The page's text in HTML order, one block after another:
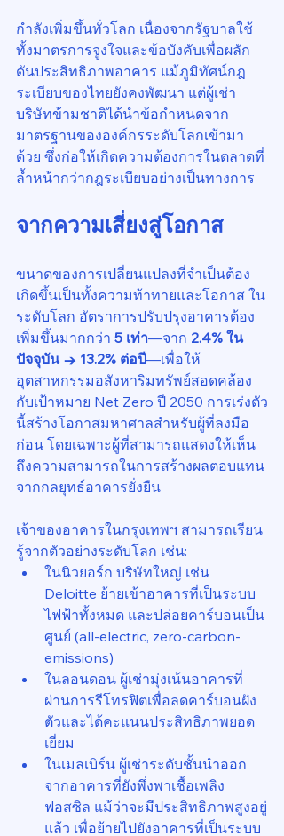
กำลังเพิ่มขึ้นทั่วโลก เนื่องจากรัฐบาลใช้
ทั้งมาตรการจูงใจและข้อบังคับเพื่อผลัก
ดันประสิทธิภาพอาคาร แม้ภูมิทัศน์กฎ
ระเบียบของไทยยังคงพัฒนา แต่ผู้เช่า
บริษัทข้ามชาติได้นำข้อกำหนดจาก
มาตรฐานขององค์กรระดับโลกเข้ามา
ด้วย ซึ่งก่อให้เกิดความต้องการในตลาดที่
ล้ำหน้ากว่ากฎระเบียบอย่างเป็นทางการ
จากความเสี่ยงสู่โอกาส
ขนาดของการเปลี่ยนแปลงที่จำเป็นต้อง
เกิดขึ้นเป็นทั้งความท้าทายและโอกาส ใน
ระดับโลก อัตราการปรับปรุงอาคารต้อง
เพิ่มขึ้นมากกว่า 5 เท่า—จาก 2.4% ใน
ปัจจุบัน → 13.2% ต่อปี—เพื่อให้
อุตสาหกรรมอสังหาริมทรัพย์สอดคล้อง
กับเป้าหมาย Net Zero ปี 2050 การเร่งตัว
นี้สร้างโอกาสมหาศาลสำหรับผู้ที่ลงมือ
ก่อน โดยเฉพาะผู้ที่สามารถแสดงให้เห็น
ถึงความสามารถในการสร้างผลตอบแทน
จากกลยุทธ์อาคารยั่งยืน
เจ้าของอาคารในกรุงเทพฯ สามารถเรียน
รู้จากตัวอย่างระดับโลก เช่น:
ในนิวยอร์ก บริษัทใหญ่ เช่น
Deloitte ย้ายเข้าอาคารที่เป็นระบบ
ไฟฟ้าทั้งหมด และปล่อยคาร์บอนเป็น
ศูนย์ (all-electric, zero-carbon-
emissions)
ในลอนดอน ผู้เช่ามุ่งเน้นอาคารที่
ผ่านการรีโทรฟิตเพื่อลดคาร์บอนฝัง
ตัวและได้คะแนนประสิทธิภาพยอด
เยี่ยม
ในเมลเบิร์น ผู้เช่าระดับชั้นนำออก
จากอาคารที่ยังพึ่งพาเชื้อเพลิง
ฟอสซิล แม้ว่าจะมีประสิทธิภาพสูงอยู่
แล้ว เพื่อย้ายไปยังอาคารที่เป็นระบบ